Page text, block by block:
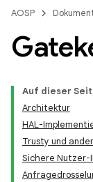
AOSP
Auf dieser
Architektur
HAL-
Trusty und
Sichere Nutzer-